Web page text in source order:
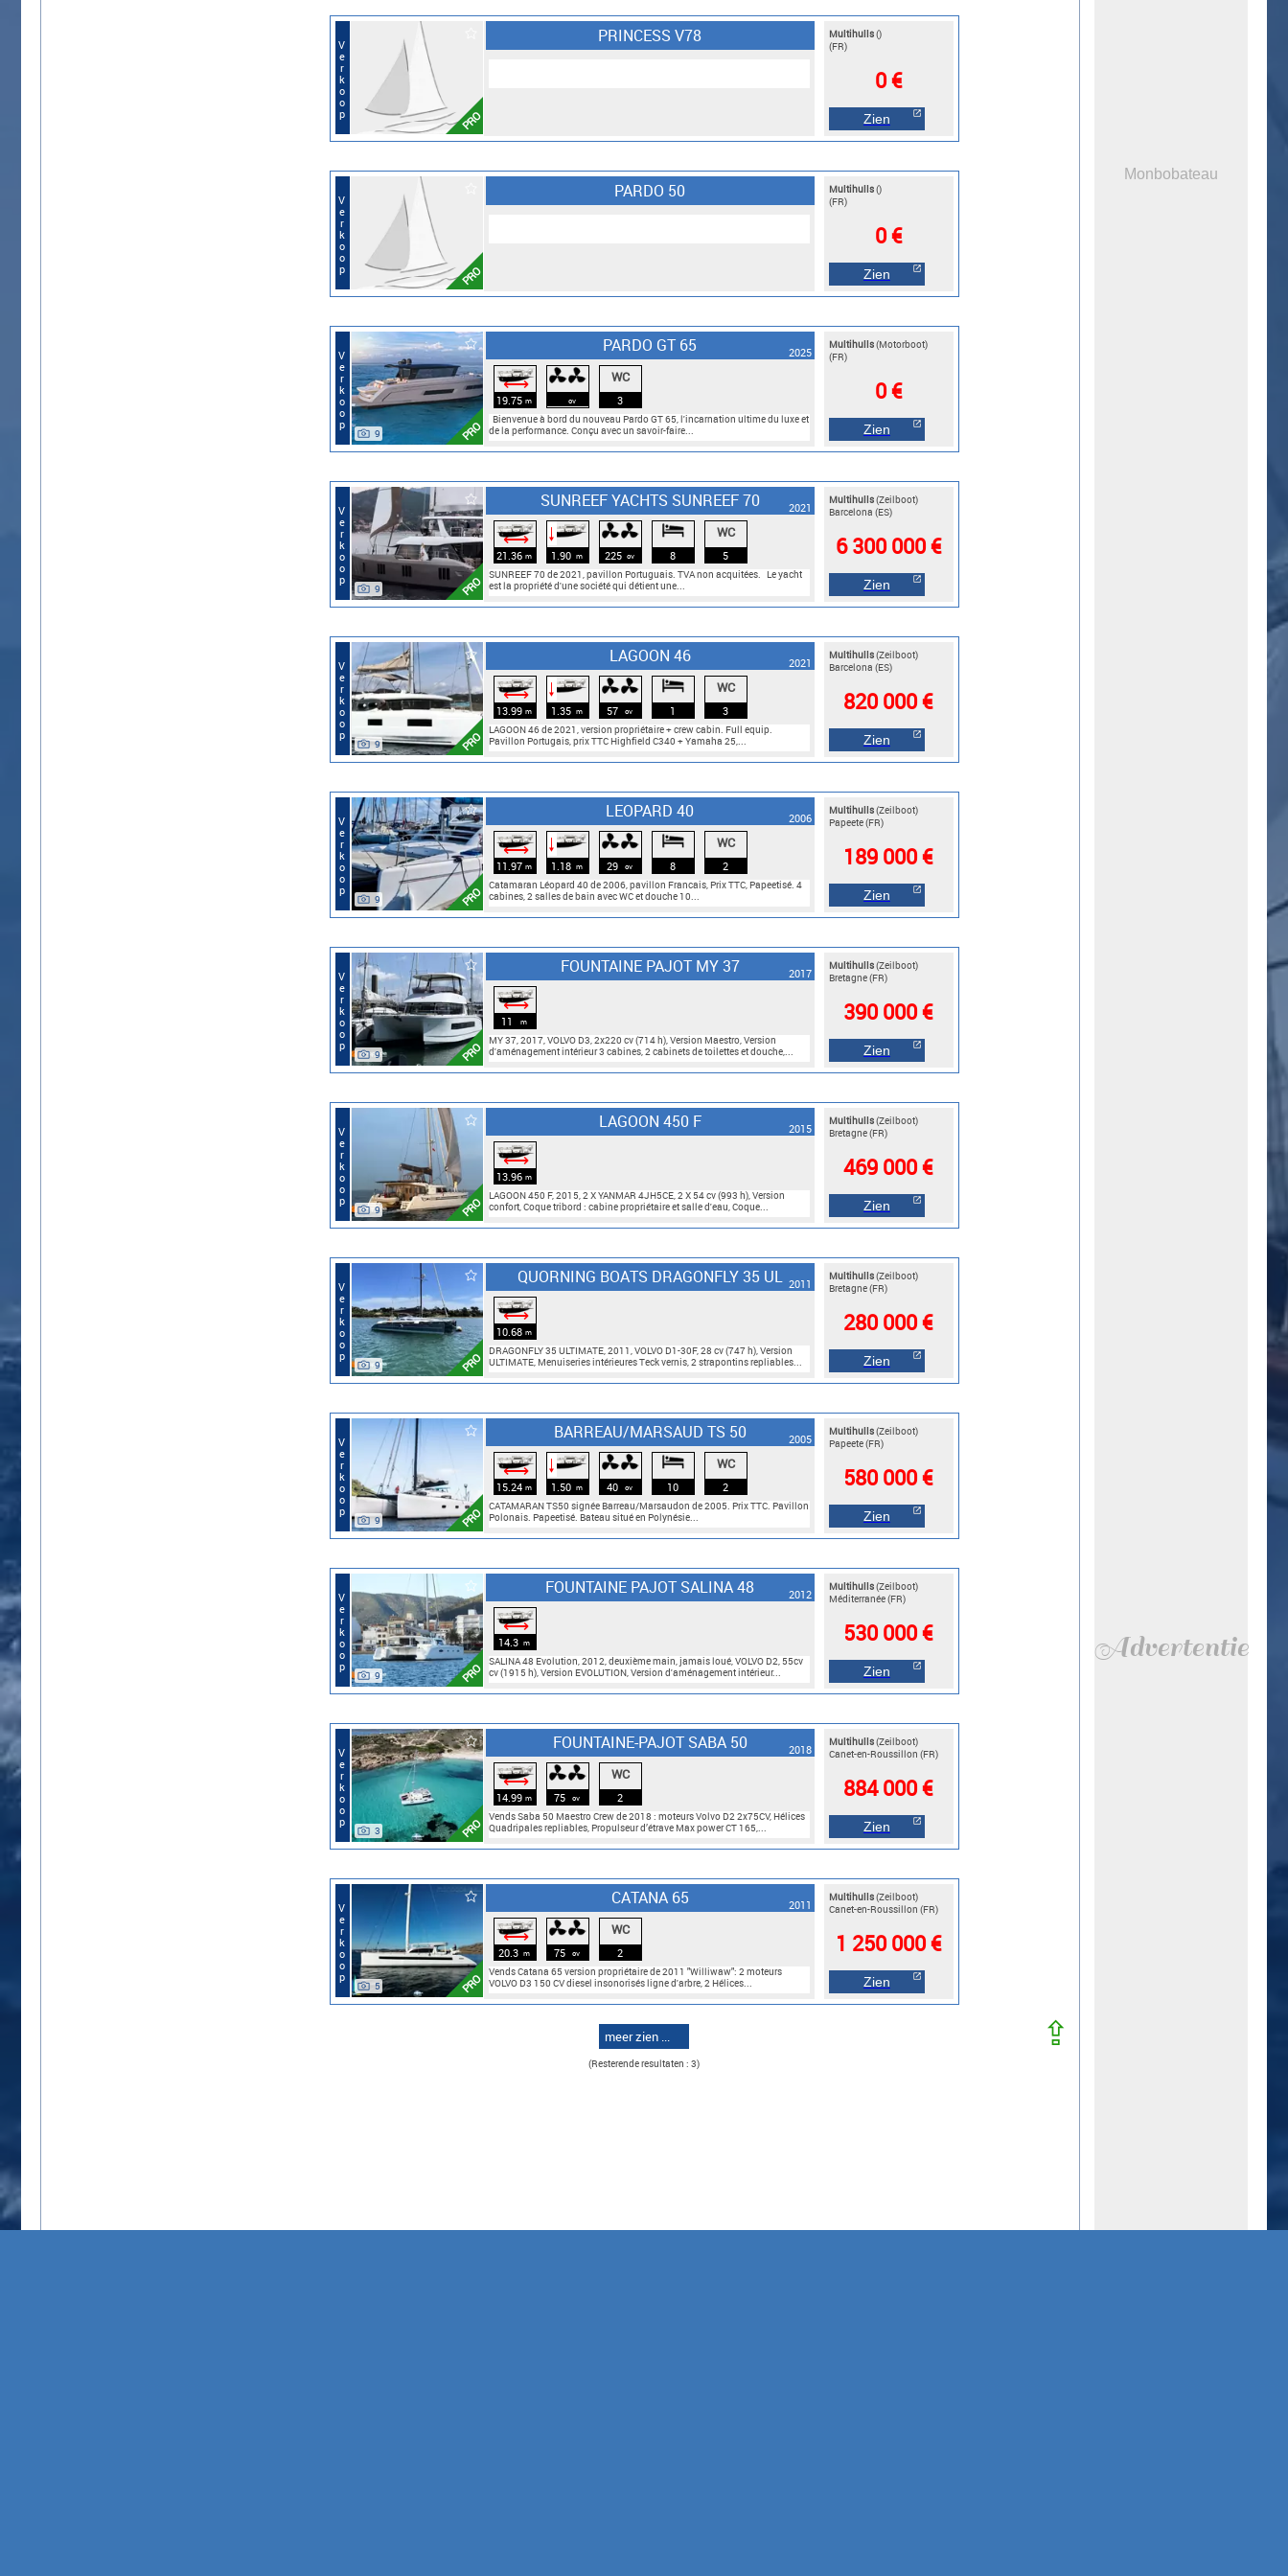
Verkoop
PRO
PRINCESS V78 Multihulls()
(FR)
0 €
Zien
Verkoop
PRO
PARDO 50 Multihulls()
(FR)
0 €
Zien
Verkoop
PRO
9
PARDO GT 65 2025
⟷
19.75 m cv
WC
3
Bienvenue à bord du nouveau Pardo GT 65, l'incarnation ultime du luxe et
de la performance. Conçu avec un savoir-faire...
Multihulls(Motorboot)
(FR)
0 €
Zien
Verkoop
PRO
9
SUNREEF YACHTS SUNREEF 70 2021
⟷
21.36 m
🠓
1.90 m 225 cv 8
WC
5
SUNREEF 70 de 2021, pavillon Portuguais. TVA non acquitées. Le yacht
est la propriété d'une société qui détient une...
Multihulls(Zeilboot)
Barcelona (ES)
6 300 000 €
Zien
Verkoop
PRO
9
LAGOON 46 2021
⟷
13.99 m
🠓
1.35 m 57 cv 1
WC
3
LAGOON 46 de 2021, version propriétaire + crew cabin. Full equip.
Pavillon Portugais, prix TTC Highfield C340 + Yamaha 25,...
Multihulls(Zeilboot)
Barcelona (ES)
820 000 €
Zien
Verkoop
PRO
9
LEOPARD 40 2006
⟷
11.97 m
🠓
1.18 m 29 cv 8
WC
2
Catamaran Léopard 40 de 2006, pavillon Francais, Prix TTC, Papeetisé. 4
cabines, 2 salles de bain avec WC et douche 10...
Multihulls(Zeilboot)
Papeete (FR)
189 000 €
Zien
Verkoop
PRO
9
FOUNTAINE PAJOT MY 37 2017
⟷
11 m
MY 37, 2017, VOLVO D3, 2x220 cv (714 h), Version Maestro, Version
d'aménagement intérieur 3 cabines, 2 cabinets de toilettes et douche,...
Multihulls(Zeilboot)
Bretagne (FR)
390 000 €
Zien
Verkoop
PRO
9
LAGOON 450 F 2015
⟷
13.96 m
LAGOON 450 F, 2015, 2 X YANMAR 4JH5CE, 2 X 54 cv (993 h), Version
confort, Coque tribord : cabine propriétaire et salle d'eau, Coque...
Multihulls(Zeilboot)
Bretagne (FR)
469 000 €
Zien
Verkoop
PRO
9
QUORNING BOATS DRAGONFLY 35 UL 2011
⟷
10.68 m
DRAGONFLY 35 ULTIMATE, 2011, VOLVO D1-30F, 28 cv (747 h), Version
ULTIMATE, Menuiseries intérieures Teck vernis, 2 strapontins repliables...
Multihulls(Zeilboot)
Bretagne (FR)
280 000 €
Zien
Verkoop
PRO
9
BARREAU/MARSAUD TS 50 2005
⟷
15.24 m
🠓
1.50 m 40 cv 10
WC
2
CATAMARAN TS50 signée Barreau/Marsaudon de 2005. Prix TTC. Pavillon
Polonais. Papeetisé. Bateau situé en Polynésie...
Multihulls(Zeilboot)
Papeete (FR)
580 000 €
Zien
Verkoop
PRO
9
FOUNTAINE PAJOT SALINA 48 2012
⟷
14.3 m
SALINA 48 Evolution, 2012, deuxième main, jamais loué, VOLVO D2, 55cv
cv (1915 h), Version EVOLUTION, Version d'aménagement intérieur...
Multihulls(Zeilboot)
Méditerranée (FR)
530 000 €
Zien
Verkoop
PRO
3
FOUNTAINE-PAJOT SABA 50 2018
⟷
14.99 m 75 cv
WC
2
Vends Saba 50 Maestro Crew de 2018 : moteurs Volvo D2 2x75CV, Hélices
Quadripales repliables, Propulseur d’étrave Max power CT 165,...
Multihulls(Zeilboot)
Canet-en-Roussillon (FR)
884 000 €
Zien
Verkoop
PRO
5
CATANA 65 2011
⟷
20.3 m 75 cv
WC
2
Vends Catana 65 version propriétaire de 2011 "Williwaw": 2 moteurs
VOLVO D3 150 CV diesel insonorisés ligne d'arbre, 2 Hélices...
Multihulls(Zeilboot)
Canet-en-Roussillon (FR)
1 250 000 €
Zien
⇪
meer zien ...
(Resterende resultaten : 3)
Monbobateau
Advertentie